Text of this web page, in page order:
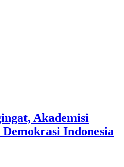
Akademisi
Indonesia